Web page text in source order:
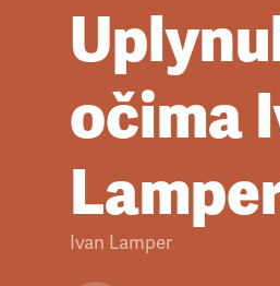
očima
Ivan Lamper